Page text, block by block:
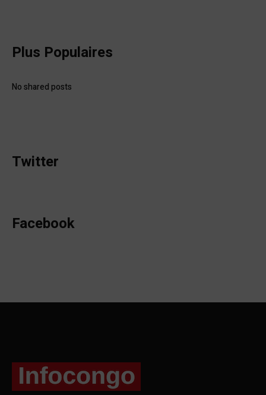
Plus Populaires
No shared posts
Twitter
Facebook